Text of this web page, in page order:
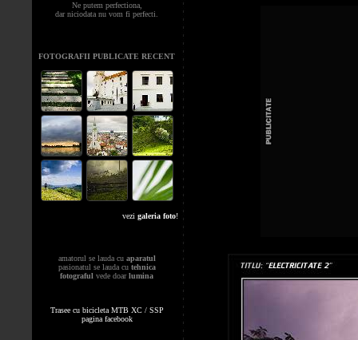
Ne putem perfectiona,
dar niciodata nu vom fi perfecti.
FOTOGRAFII PUBLICATE RECENT
vezi galeria foto!
amatorul se lauda cu aparatul
pasionatul se lauda cu tehnica
fotograful vede doarlumina
Trasee cu bicicleta MTB XC / SSP
pagina facebook